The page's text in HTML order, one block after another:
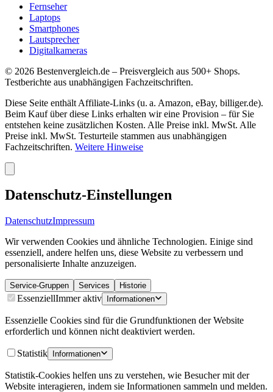
Fernseher
Laptops
Smartphones
Lautsprecher
Digitalkameras
© 2026 Bestenvergleich.de – Preisvergleich aus 500+ Shops.
Testberichte aus unabhängigen Fachzeitschriften.
Diese Seite enthält Affiliate-Links (u. a. Amazon, eBay, billiger.de).
Beim Kauf über diese Links erhalten wir eine Provision – für Sie
entstehen keine zusätzlichen Kosten. Alle Preise inkl. MwSt. Alle
Preise inkl. MwSt. Testurteile stammen aus unabhängigen
Fachzeitschriften. Weitere Hinweise
Datenschutz-Einstellungen
DatenschutzImpressum
Wir verwenden Cookies und ähnliche Technologien. Einige sind
essenziell, andere helfen uns, diese Website zu verbessern und
personalisierte Inhalte anzuzeigen.
Service-Gruppen Services Historie
EssenziellImmer aktiv Informationen
Essenzielle Cookies sind für die Grundfunktionen der Website
erforderlich und können nicht deaktiviert werden.
Statistik Informationen
Statistik-Cookies helfen uns zu verstehen, wie Besucher mit der
Website interagieren, indem sie Informationen sammeln und melden.